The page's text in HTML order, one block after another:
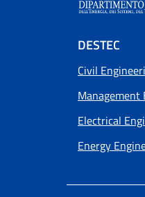
DESTEC
Civil
Management
Electrical
Energy